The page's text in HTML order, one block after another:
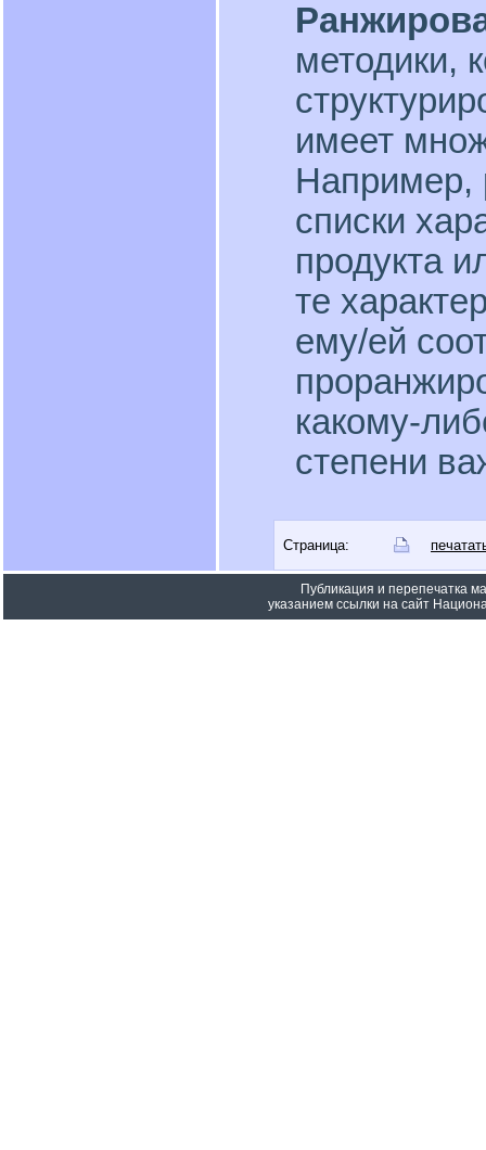
методики,
имеет
Например,
списки
продукта
те
ему/ей
какому-
степени
Страница:
Публикация и перепечатка
указанием ссылки на сайт